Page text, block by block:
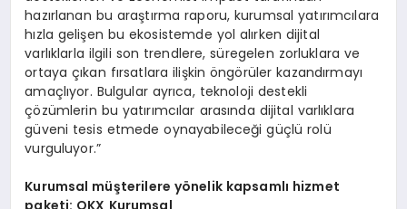
hazırlanan bu araştırma raporu, kurumsal yatırımcılara
hızla gelişen bu ekosistemde yol alırken dijital
varlıklarla ilgili son trendlere, süregelen zorluklara ve
ortaya çıkan fırsatlara ilişkin öngörüler kazandırmayı
amaçlıyor. Bulgular ayrıca, teknoloji destekli
çözümlerin bu yatırımcılar arasında dijital varlıklara
güveni tesis etmede oynayabileceği güçlü rolü
vurguluyor.”
Kurumsal müşterilere yönelik kapsamlı hizmet